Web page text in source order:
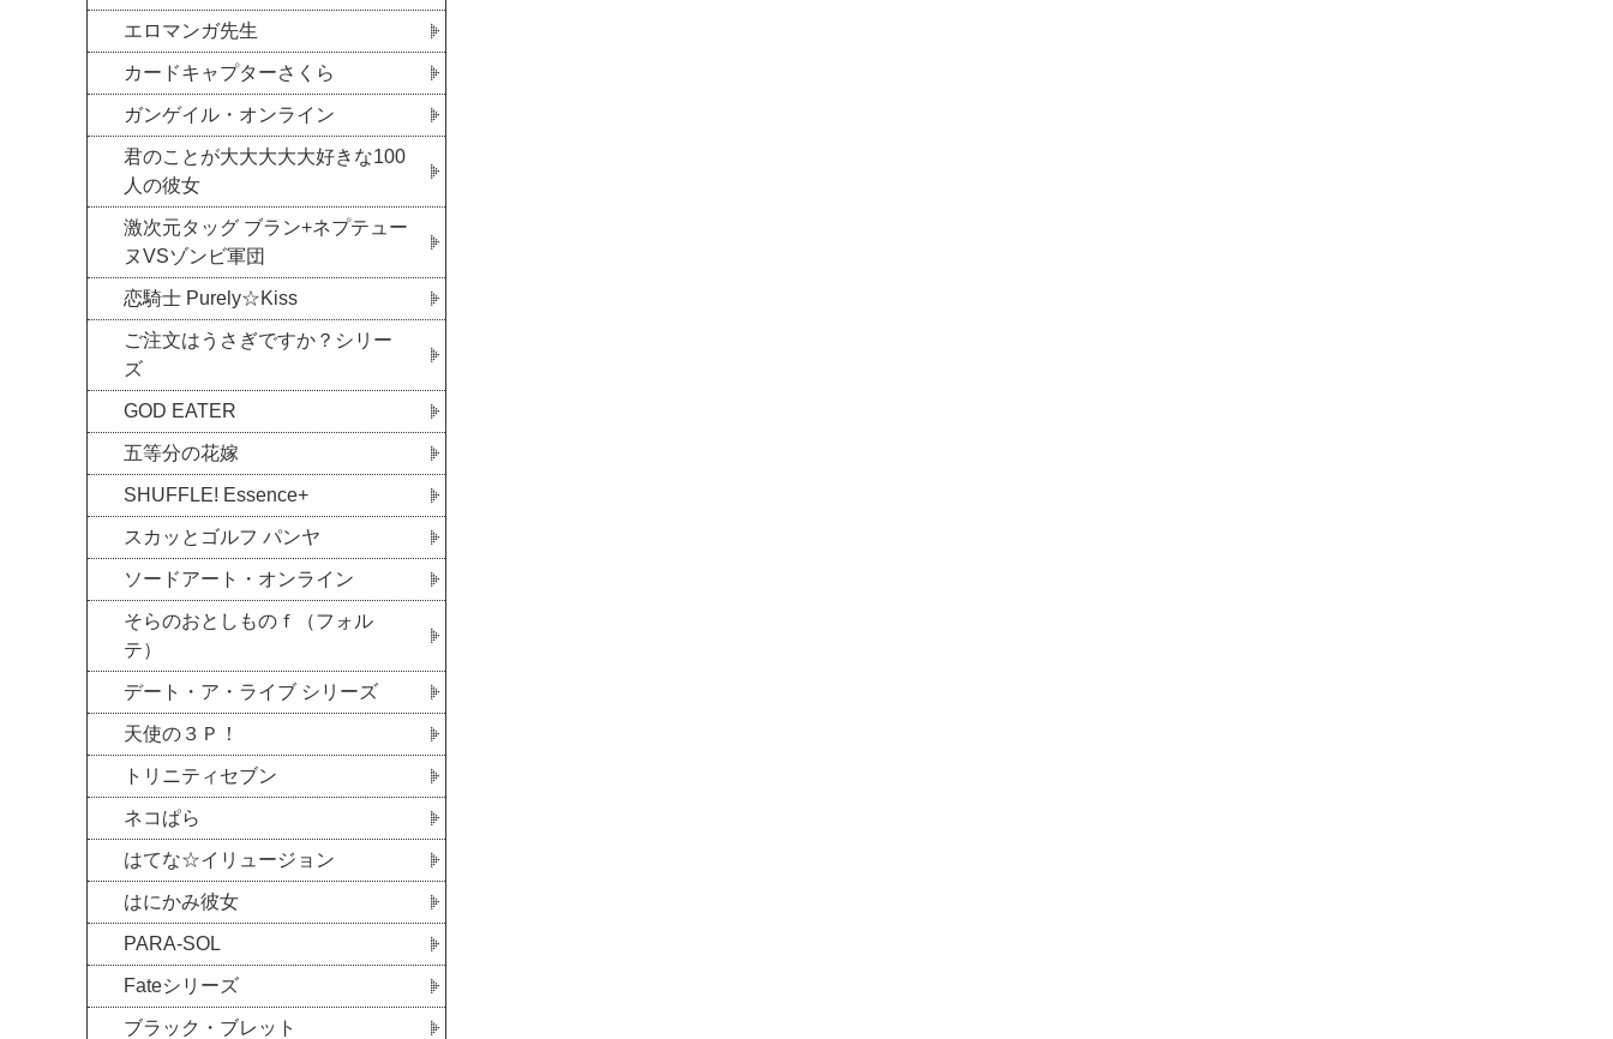
エロマンガ先生
カードキャプターさくら
ガンゲイル・オンライン
君のことが大大大大大好きな100
人の彼女
激次元タッグ ブラン+ネプテュー
ヌVSゾンビ軍団
恋騎士 Purely☆Kiss
ご注文はうさぎですか？シリー
ズ
GOD EATER
五等分の花嫁
SHUFFLE! Essence+
スカッとゴルフ パンヤ
ソードアート・オンライン
そらのおとしものｆ（フォル
テ）
デート・ア・ライブ シリーズ
天使の３Ｐ！
トリニティセブン
ネコぱら
はてな☆イリュージョン
はにかみ彼女
PARA-SOL
Fateシリーズ
ブラック・ブレット